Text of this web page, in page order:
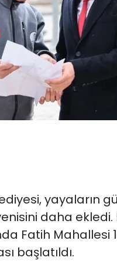
yayaların
daha
Fatih Mahallesi
başlatıldı.